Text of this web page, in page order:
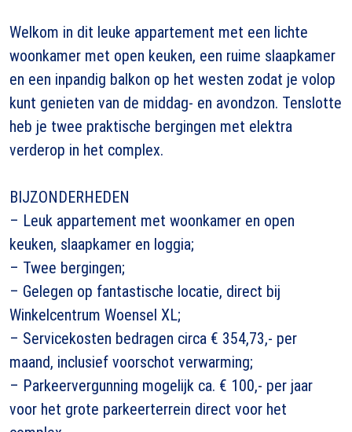
Welkom in dit leuke appartement met een lichte
woonkamer met open keuken, een ruime slaapkamer
en een inpandig balkon op het westen zodat je volop
kunt genieten van de middag- en avondzon. Tenslotte
heb je twee praktische bergingen met elektra
verderop in het complex.
BIJZONDERHEDEN
– Leuk appartement met woonkamer en open
keuken, slaapkamer en loggia;
– Twee bergingen;
– Gelegen op fantastische locatie, direct bij
Winkelcentrum Woensel XL;
– Servicekosten bedragen circa € 354,73,- per
maand, inclusief voorschot verwarming;
– Parkeervergunning mogelijk ca. € 100,- per jaar
voor het grote parkeerterrein direct voor het